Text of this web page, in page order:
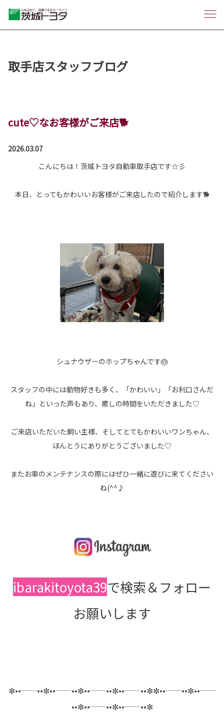
取手店スタッフブログ
cute♡なお客様がご来店🐕
2026.03.07
こんにちは！茨城トヨタ自動車取手店です☆彡
本日、とってもかわいいお客様がご来店したので紹介します🐕
シュナウザーのホップちゃんです🎂
スタッフの中には動物好きも多く、「かわいい」「お利口さんだ
ね」といった声もあり、癒しの時間をいただきました♡
ご来店いただいた飼い主様、そしてとてもかわいいワンちゃん、
ほんとうにありがとうございました♡
またお車のメンテナンスの際にはぜひ一緒に遊びに来てください
ね(^^♪
ibarakitoyota39で検索＆フォロー
お願いします
✼••┈┈••✼••┈┈••✼••┈┈••✼••┈┈••✼✼••┈┈••✼••┈┈
••✼••┈┈••✼••┈┈••✼